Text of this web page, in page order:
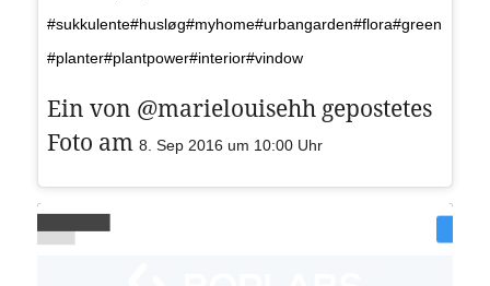
#sukkulente#husløg#myhome#urbangarden#flora#green
#planter#plantpower#interior#vindow
Ein von @marielouisehh gepostetes
Foto am 8. Sep 2016 um 10:00 Uhr